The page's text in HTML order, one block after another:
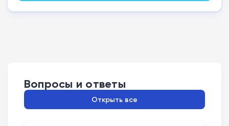
Вопросы и ответы
Открыть все